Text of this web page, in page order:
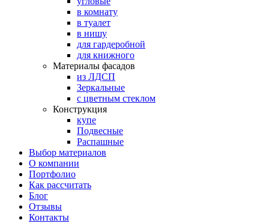
в комнату
в туалет
в нишу
для гардеробной
для книжного
Материалы фасадов
из ЛДСП
Зеркальные
с цветным стеклом
Конструкция
купе
Подвесные
Распашные
Выбор материалов
О компании
Портфолио
Как рассчитать
Блог
Отзывы
Контакты